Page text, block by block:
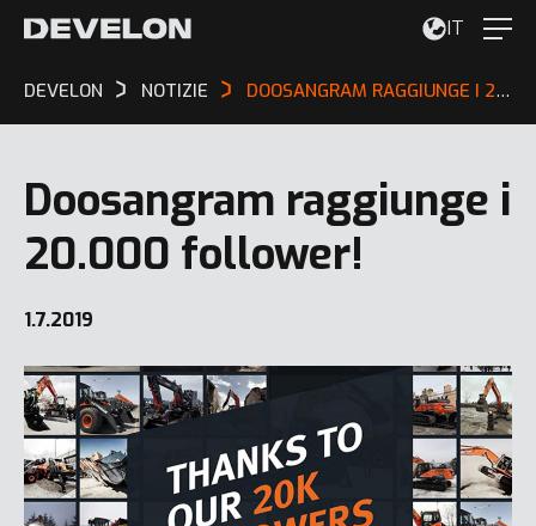
IT
DEVELON NOTIZIE DOOSANGRAM RAGGIUNGE I 20.000 FOLLOWER!
Doosangram raggiunge i
20.000 follower!
1.7.2019